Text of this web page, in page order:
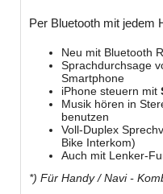
Per Bluetooth mit jedem
Neu mit Bluetooth
Sprachdurchsage
Smartphone
iPhone steuern mit
Musik hören in
benutzen
Voll-Duplex
Bike Interkom)
Auch mit Lenker-
*) Für Handy / Navi -